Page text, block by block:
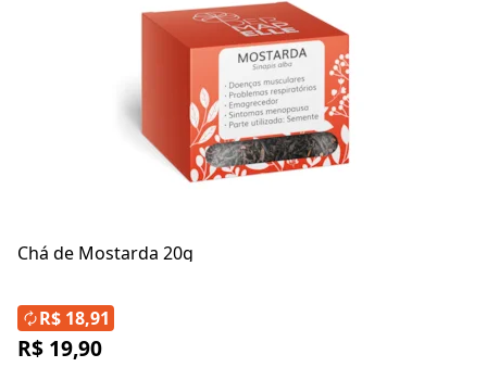
Chá de Mostarda 20g
R$ 19,90
R$ 18,91